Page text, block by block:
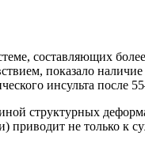
составляющих
показало наличие
инсульта после
структурных
приводит не только